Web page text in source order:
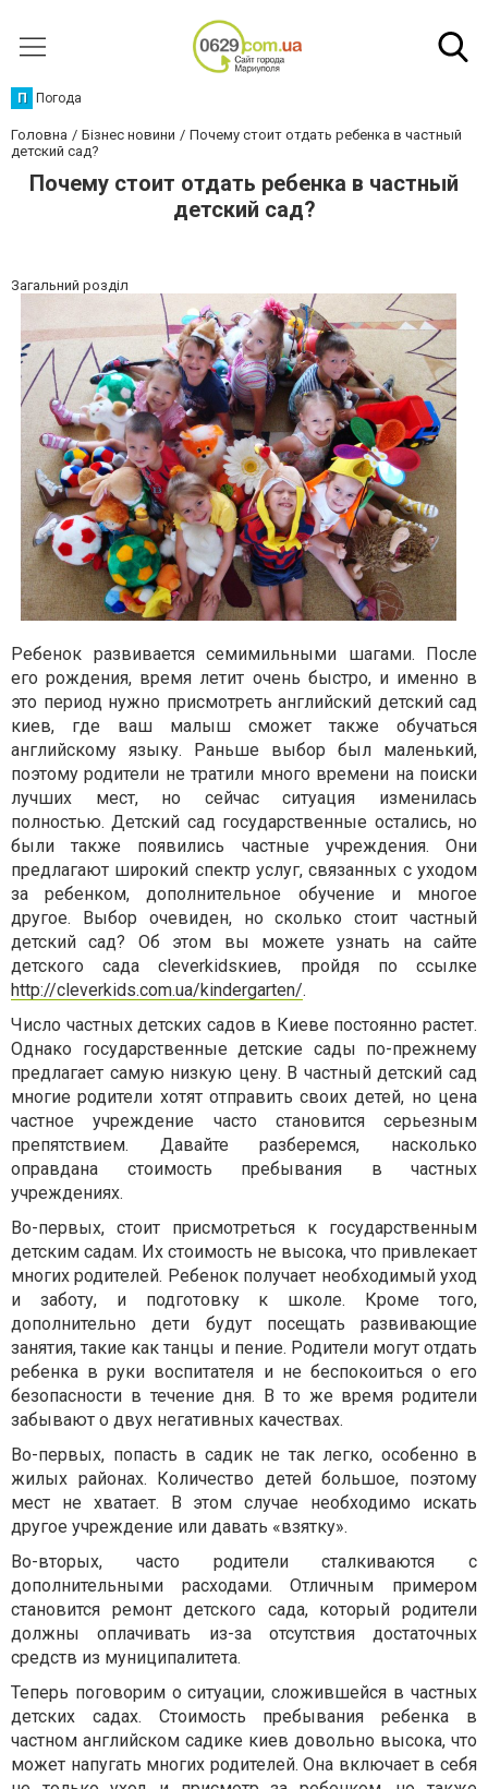
П Погода
Головна Бізнес новини
Почему стоит отдать ребенка в частный
детский сад?
Почему стоит отдать ребенка в частный
детский сад?
Загальний розділ
Ребенок развивается семимильными шагами. После
его рождения, время летит очень быстро, и именно в
это период нужно присмотреть английский детский сад
киев, где ваш малыш сможет также обучаться
английскому языку. Раньше выбор был маленький,
поэтому родители не тратили много времени на поиски
лучших мест, но сейчас ситуация изменилась
полностью. Детский сад государственные остались, но
были также появились частные учреждения. Они
предлагают широкий спектр услуг, связанных с уходом
за ребенком, дополнительное обучение и многое
другое. Выбор очевиден, но сколько стоит частный
детский сад? Об этом вы можете узнать на сайте
детского сада cleverkidsкиев, пройдя по ссылке
http://cleverkids.com.ua/kindergarten/.
Число частных детских садов в Киеве постоянно растет.
Однако государственные детские сады по-прежнему
предлагает самую низкую цену. В частный детский сад
многие родители хотят отправить своих детей, но цена
частное учреждение часто становится серьезным
препятствием. Давайте разберемся, насколько
оправдана стоимость пребывания в частных
учреждениях.
Во-первых, стоит присмотреться к государственным
детским садам. Их стоимость не высока, что привлекает
многих родителей. Ребенок получает необходимый уход
и заботу, и подготовку к школе. Кроме того,
дополнительно дети будут посещать развивающие
занятия, такие как танцы и пение. Родители могут отдать
ребенка в руки воспитателя и не беспокоиться о его
безопасности в течение дня. В то же время родители
забывают о двух негативных качествах.
Во-первых, попасть в садик не так легко, особенно в
жилых районах. Количество детей большое, поэтому
мест не хватает. В этом случае необходимо искать
другое учреждение или давать «взятку».
Во-вторых, часто родители сталкиваются с
дополнительными расходами. Отличным примером
становится ремонт детского сада, который родители
должны оплачивать из-за отсутствия достаточных
средств из муниципалитета.
Теперь поговорим о ситуации, сложившейся в частных
детских садах. Стоимость пребывания ребенка в
частном английском садике киев довольно высока, что
может напугать многих родителей. Она включает в себя